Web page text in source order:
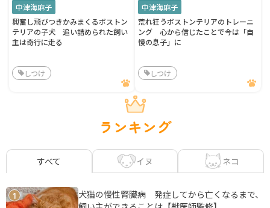
中津海麻子
興奮し飛びつきかみまくるボストン
テリアの子犬 追い詰められた飼い
主は奇行に走る
しつけ
中津海麻子
荒れ狂うボストンテリアのトレーニ
ング 心から信じたことで今は「自
慢の息子」に
しつけ
ランキング
すべて イヌ ネコ
1
犬猫の慢性腎臓病 発症してから亡くなるまで、